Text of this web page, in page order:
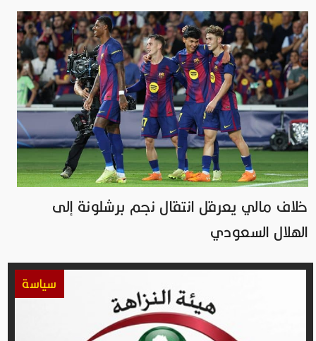
خلاف مالي يعرقل انتقال نجم برشلونة إلى
الهلال السعودي
سياسة